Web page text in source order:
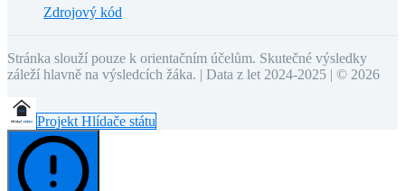
Zdrojový kód
Stránka slouží pouze k orientačním účelům. Skutečné výsledky
záleží hlavně na výsledcích žáka. | Data z let 2024-2025 | © 2026
Projekt Hlídače státu